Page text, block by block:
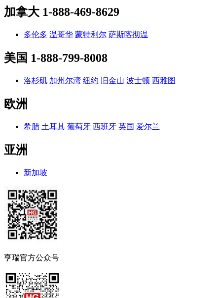
加拿大 1-888-469-8629
多伦多 温哥华 蒙特利尔 萨斯喀彻温
美国 1-888-799-8008
洛杉矶 加州尔湾 纽约 旧金山 波士顿 西雅图
欧洲
希腊 土耳其 葡萄牙 西班牙 英国 爱尔兰
亚洲
新加坡
亨瑞官方公众号